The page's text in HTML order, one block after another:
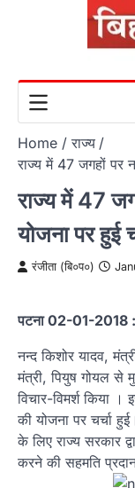
Home
राज्य
राज्य में 47 जगहों पर
राज्य में 47
योजना पर हुई
रंजीता (बि०प०)
पटना 02-01-2018 :
नन्द किशोर यादव,
मंत्री, पियुष गोयल से
विचार-विमर्श किया
की योजना पर चर्चा
के लिए राज्य सरकार
करने की सहमति